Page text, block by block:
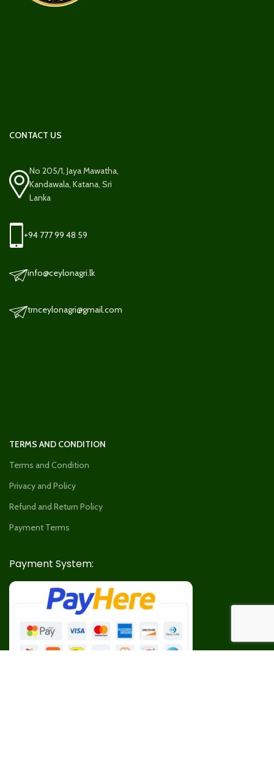
CONTACT US
No 205/1, Jaya Mawatha,
Kandawala, Katana, Sri
Lanka
+94 777 99 48 59
info@ceylonagri.lk
trnceylonagri@gmail.com
TERMS AND CONDITION
Terms and Condition
Privacy and Policy
Refund and Return Policy
Payment Terms
Payment System: